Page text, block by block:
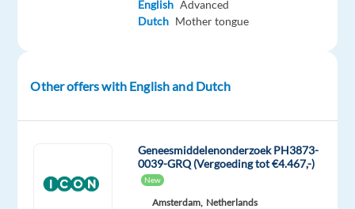
Alicante,
op
English Advanced
Dutch Mother tongue
Other offers with English and Dutch
Geneesmiddelenonderzoek PH3873-
0039-GRQ (Vergoeding tot €4.467,-)
New
Amsterdam, Netherlands